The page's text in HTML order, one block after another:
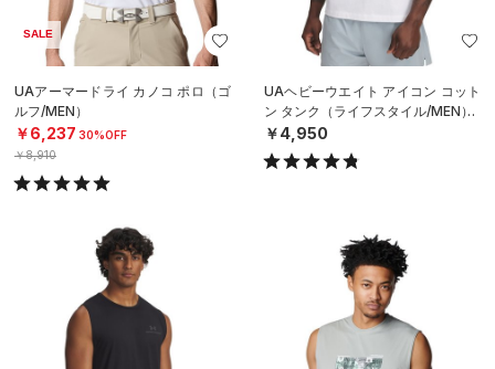
SALE
UAアーマードライ カノコ ポロ（ゴ
ルフ/MEN）
￥6,237 30%OFF
￥8,910
UAヘビーウエイト アイコン コット
ン タンク（ライフスタイル/MEN）
￥4,950